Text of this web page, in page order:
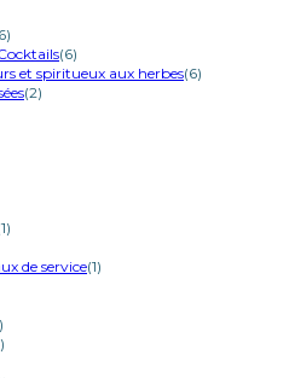
(6)
et spiritueux aux herbes(6)
(2)
de service(1)